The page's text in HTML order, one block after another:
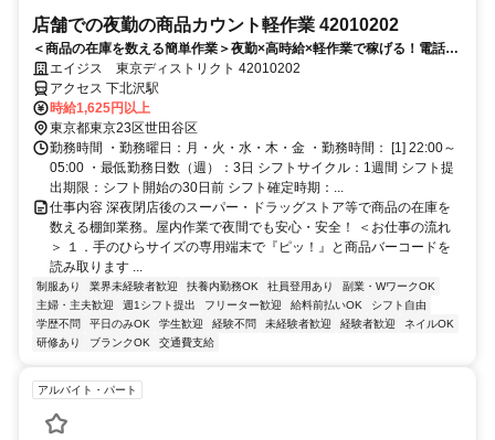
店舗での夜勤の商品カウント軽作業 42010202
＜商品の在庫を数える簡単作業＞夜勤×高時給×軽作業で稼げる！電話面
接で来社＆履歴書不要！
エイジス 東京ディストリクト 42010202
アクセス 下北沢駅
時給1,625円以上
東京都東京23区世田谷区
勤務時間 ・勤務曜日：月・火・水・木・金 ・勤務時間： [1] 22:00～
05:00 ・最低勤務日数（週）：3日 シフトサイクル：1週間 シフト提
出期限：シフト開始の30日前 シフト確定時期：...
仕事内容 深夜閉店後のスーパー・ドラッグストア等で商品の在庫を
数える棚卸業務。屋内作業で夜間でも安心・安全！ ＜お仕事の流れ
＞ １．手のひらサイズの専用端末で『ピッ！』と商品バーコードを
読み取ります ...
制服あり 業界未経験者歓迎 扶養内勤務OK 社員登用あり
副業・WワークOK
主婦・主夫歓迎
週1シフト提出 フリーター歓迎 給料前払いOK
シフト自由
学歴不問
平日のみOK 学生歓迎 経験不問 未経験者歓迎 経験者歓迎
ネイルOK
研修あり
ブランクOK 交通費支給
アルバイト・パート